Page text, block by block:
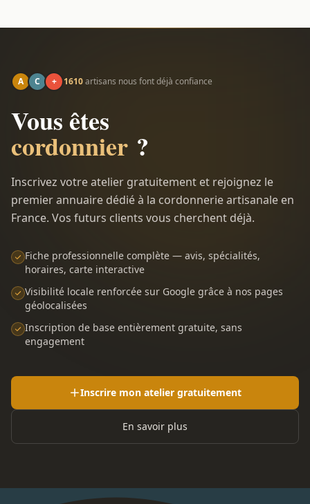
A C + 1610artisans nous font déjà confiance
Vous êtes
cordonnier ?
Inscrivez votre atelier gratuitement et rejoignez le
premier annuaire dédié à la cordonnerie artisanale en
France. Vos futurs clients vous cherchent déjà.
Fiche professionnelle complète — avis, spécialités,
horaires, carte interactive
Visibilité locale renforcée sur Google grâce à nos pages
géolocalisées
Inscription de base entièrement gratuite, sans
engagement
Inscrire mon atelier gratuitement
En savoir plus